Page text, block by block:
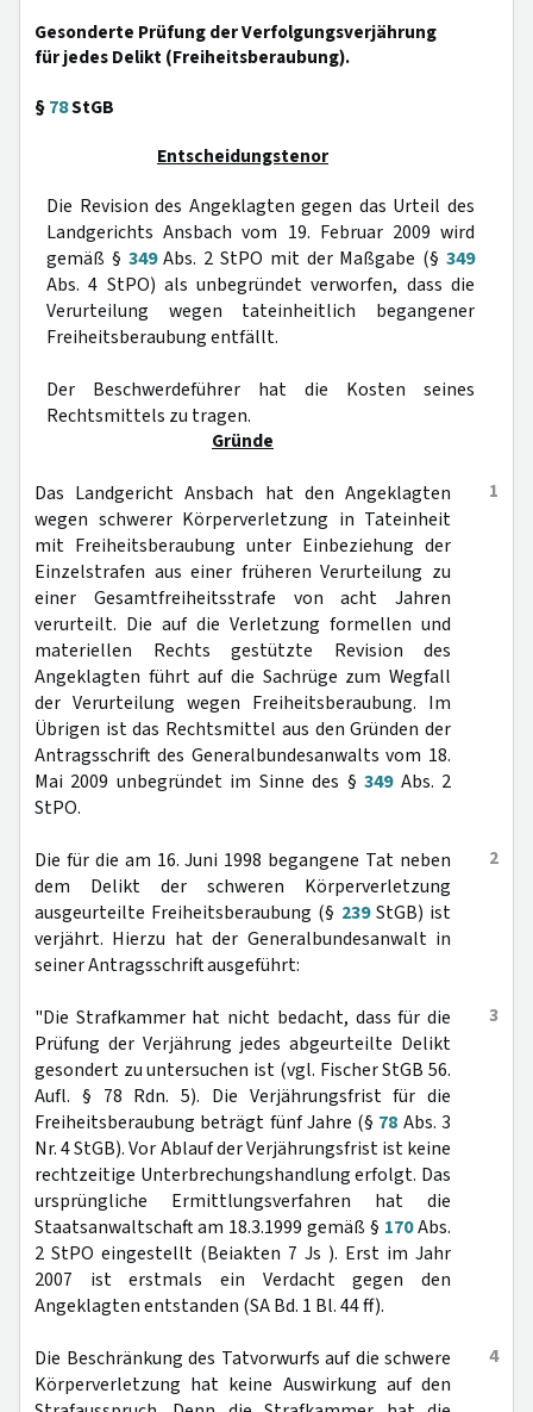
Gesonderte Prüfung der Verfolgungsverjährung
für jedes Delikt (Freiheitsberaubung).
§78StGB
Entscheidungstenor
Die Revision des Angeklagten gegen das Urteil des
Landgerichts Ansbach vom 19. Februar 2009 wird
gemäß § 349Abs. 2 StPO mit der Maßgabe (§349
Abs. 4 StPO) als unbegründet verworfen, dass die
Verurteilung wegen tateinheitlich begangener
Freiheitsberaubung entfällt.
Der Beschwerdeführer hat die Kosten seines
Rechtsmittels zu tragen.
Gründe
1
Das Landgericht Ansbach hat den Angeklagten
wegen schwerer Körperverletzung in Tateinheit
mit Freiheitsberaubung unter Einbeziehung der
Einzelstrafen aus einer früheren Verurteilung zu
einer Gesamtfreiheitsstrafe von acht Jahren
verurteilt. Die auf die Verletzung formellen und
materiellen Rechts gestützte Revision des
Angeklagten führt auf die Sachrüge zum Wegfall
der Verurteilung wegen Freiheitsberaubung. Im
Übrigen ist das Rechtsmittel aus den Gründen der
Antragsschrift des Generalbundesanwalts vom 18.
Mai 2009 unbegründet im Sinne des §349Abs. 2
StPO.
2
Die für die am 16. Juni 1998 begangene Tat neben
dem Delikt der schweren Körperverletzung
ausgeurteilte Freiheitsberaubung (§ 239StGB) ist
verjährt. Hierzu hat der Generalbundesanwalt in
seiner Antragsschrift ausgeführt:
3
"Die Strafkammer hat nicht bedacht, dass für die
Prüfung der Verjährung jedes abgeurteilte Delikt
gesondert zu untersuchen ist (vgl. Fischer StGB 56.
Aufl. § 78 Rdn. 5). Die Verjährungsfrist für die
Freiheitsberaubung beträgt fünf Jahre (§ 78 Abs. 3
Nr. 4 StGB). Vor Ablauf der Verjährungsfrist ist keine
rechtzeitige Unterbrechungshandlung erfolgt. Das
ursprüngliche Ermittlungsverfahren hat die
Staatsanwaltschaft am 18.3.1999 gemäß § 170Abs.
2 StPO eingestellt (Beiakten 7 Js ). Erst im Jahr
2007 ist erstmals ein Verdacht gegen den
Angeklagten entstanden (SA Bd. 1 Bl. 44 ff).
4
Die Beschränkung des Tatvorwurfs auf die schwere
Körperverletzung hat keine Auswirkung auf den